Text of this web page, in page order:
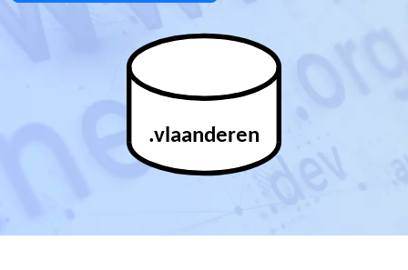
.vlaanderen